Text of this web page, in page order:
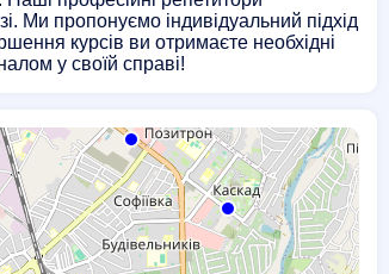
Ми пропонуємо індивідуальний підхід
курсів ви отримаєте необхідні
у своїй справі!